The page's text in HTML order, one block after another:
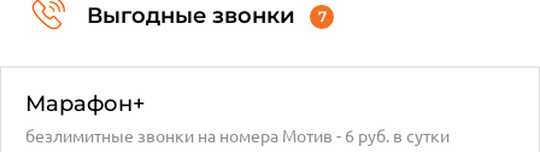
Выгодные звонки 7
Марафон+
безлимитные звонки на номера Мотив - 6 руб. в сутки